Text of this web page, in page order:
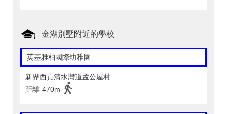
金湖別墅附近的學校
英基雅柏國際幼稚園
新界西貢清水灣道孟公屋村
距離 470m